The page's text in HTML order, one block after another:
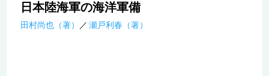
日本陸海軍の海洋軍備
田村尚也（著） 瀬戸利春（著）